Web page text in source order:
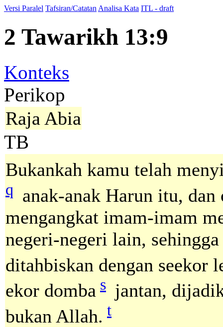
Versi Paralel Tafsiran/Catatan Analisa Kata ITL - draft
2 Tawarikh 13:9
Konteks
Perikop
Raja Abia
TB
Bukankah kamu telah
q anak-anak Harun itu,
mengangkat imam-imam
negeri-negeri lain,
ditahbiskan dengan seekor
ekor domba s jantan,
bukan Allah. t